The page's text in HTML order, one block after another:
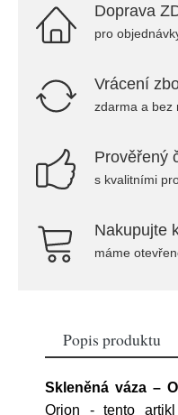
Doprava
pro
Vrácení
zdarma a bez
Prověřený
s kvalitními
Nakupujte
máme
Popis produktu
Skleněná váza –
Orion - tento